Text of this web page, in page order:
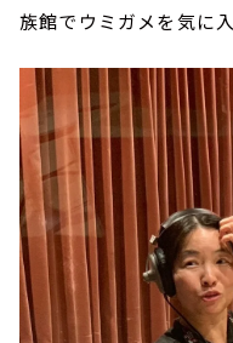
族館でウミガメを気に